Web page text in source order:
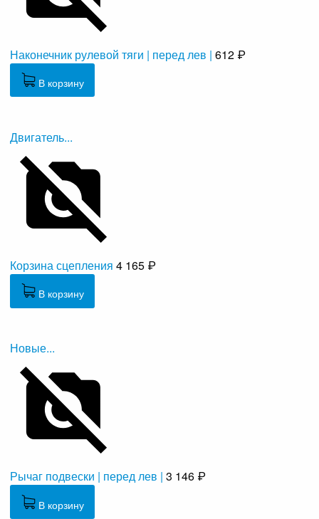
Наконечник рулевой тяги | перед лев | 612 ₽
В корзину
Двигатель...
Корзина сцепления 4 165 ₽
В корзину
Новые...
Рычаг подвески | перед лев | 3 146 ₽
В корзину